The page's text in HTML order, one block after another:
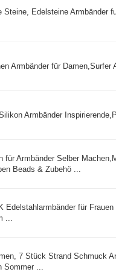
Steine, Edelsteine Armbänder
Armbänder für Damen,Surfer
Armbänder
für Armbänder Selber
Beads & Zubehö ...
für Frauen
...
7 Stück Strand Schmuck
...